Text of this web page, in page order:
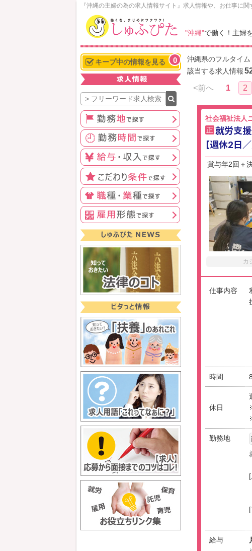
『沖縄の主婦の為の求人情報サイト』求人情報や、お仕事に
"沖縄"で働く！主婦
沖縄県のフルタイ
該当する求人情報
<前へ 1 2
社会福祉法人
正 就労支援
【週休2日
賞与年2回＋
カ
仕事内容
時間
休日
勤務地
給与
キープ中の情報を見る 0